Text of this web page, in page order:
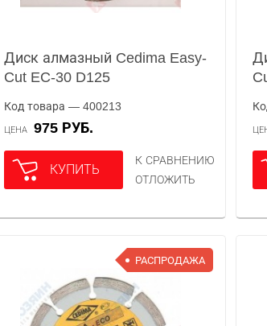
Диск алмазный Cedima Easy-
Cut EC-30 D125
Код товара — 400213
ЦЕНА 975 РУБ.
КУПИТЬ
К СРАВНЕНИЮ
ОТЛОЖИТЬ
РАСПРОДАЖА